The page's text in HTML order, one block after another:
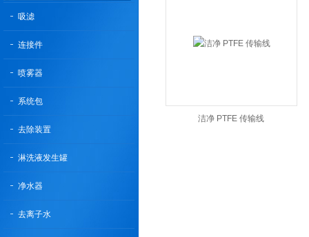
吸滤
连接件
喷雾器
系统包
去除装置
淋洗液发生罐
净水器
去离子水
洁净 PTFE 传输线